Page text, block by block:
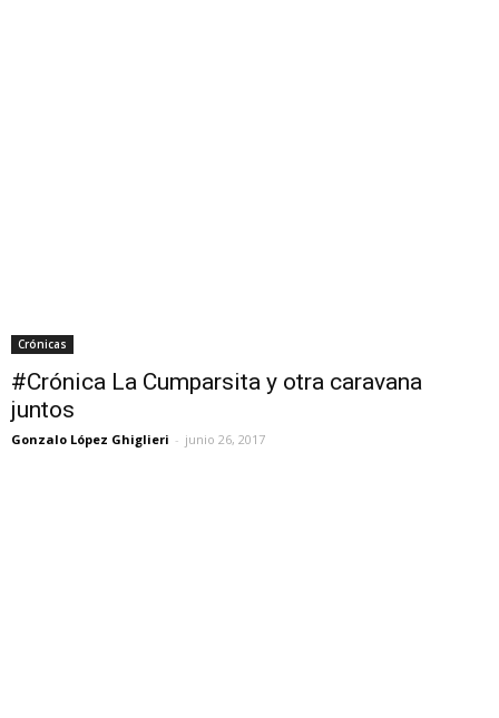
Crónicas
#Crónica La Cumparsita y otra caravana
juntos
Gonzalo López Ghiglieri - junio 26, 2017